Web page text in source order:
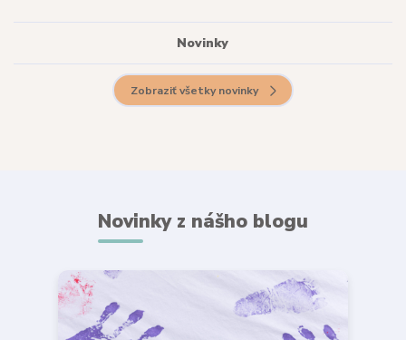
Novinky
Zobraziť všetky novinky
Novinky z nášho blogu